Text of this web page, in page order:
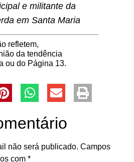
e militante da
em Santa Maria
refletem,
da tendência
ou do Página 13.
não será publicado. Campos
com *